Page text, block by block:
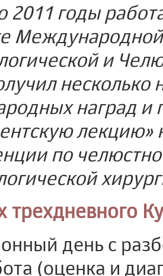
2011 годы
и
несколько
наград и
по
трехдневного
день с
(оценка и